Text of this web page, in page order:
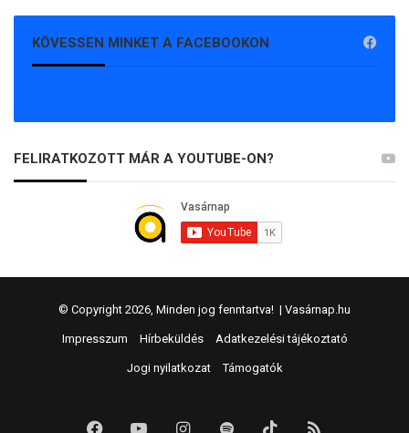
KÖVESSEN MINKET A FACEBOOKON
FELIRATKOZOTT MÁR A YOUTUBE-ON?
© Copyright 2026, Minden jog fenntartva! | Vasárnap.hu
Impresszum Hírbeküldés Adatkezelési tájékoztató
Jogi nyilatkozat Támogatók
FacebookYouTubeInstagram
Spotify TikTok